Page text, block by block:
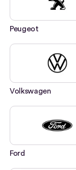
Peugeot
Volkswagen
Ford